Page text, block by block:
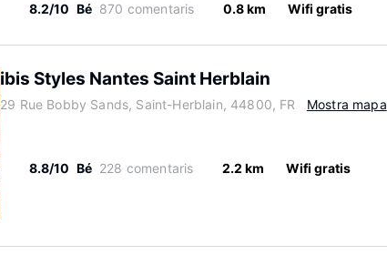
8.2/10 Bé 870 comentaris 0.8 km Wifi gratis
ibis Styles Nantes Saint Herblain
29 Rue Bobby Sands, Saint-Herblain, 44800, FR Mostra mapa
8.8/10 Bé 228 comentaris 2.2 km Wifi gratis